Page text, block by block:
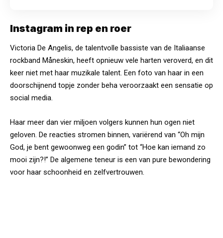
Instagram in rep en roer
Victoria De Angelis, de talentvolle bassiste van de Italiaanse
rockband Måneskin, heeft opnieuw vele harten veroverd, en dit
keer niet met haar muzikale talent. Een foto van haar in een
doorschijnend topje zonder beha veroorzaakt een sensatie op
social media.
Haar meer dan vier miljoen volgers kunnen hun ogen niet
geloven. De reacties stromen binnen, variërend van “Oh mijn
God, je bent gewoonweg een godin” tot “Hoe kan iemand zo
mooi zijn?!” De algemene teneur is een van pure bewondering
voor haar schoonheid en zelfvertrouwen.